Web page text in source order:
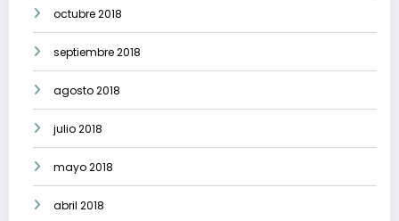
octubre 2018
septiembre 2018
agosto 2018
julio 2018
mayo 2018
abril 2018